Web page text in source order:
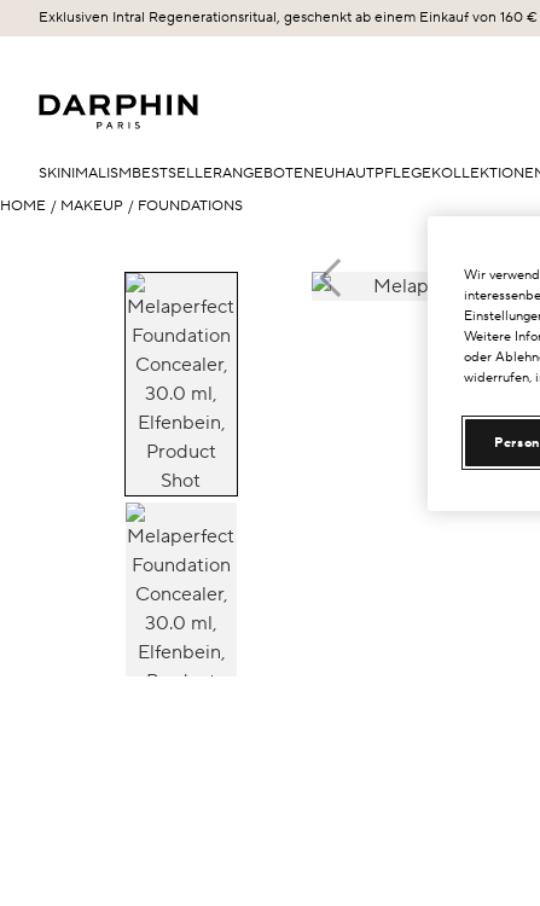
Exklusiven Intral Regenerationsritual, geschenkt ab einem Einkauf von 160 €
SKINIMALISMBESTSELLERANGEBOTENEUHAUTPFLEGE
HOME / MAKEUP / FOUNDATIONS
Wir
Weitere
oder
widerrufen,